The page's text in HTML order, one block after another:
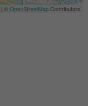
| ©OpenStreetMapContributors